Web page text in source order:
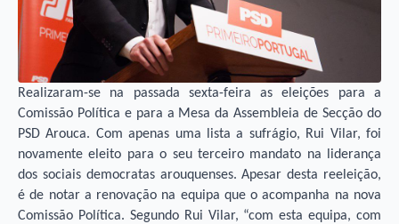
Realizaram-se na passada sexta-feira as eleições para a
Comissão Política e para a Mesa da Assembleia de Secção do
PSD Arouca. Com apenas uma lista a sufrágio, Rui Vilar, foi
novamente eleito para o seu terceiro mandato na liderança
dos sociais democratas arouquenses. Apesar desta reeleição,
é de notar a renovação na equipa que o acompanha na nova
Comissão Política. Segundo Rui Vilar, “com esta equipa, com